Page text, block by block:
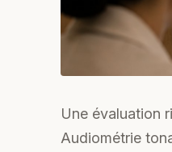
Une évaluation
Audiométrie